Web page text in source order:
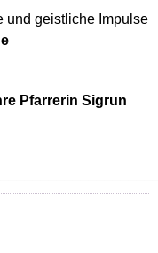
und geistliche Impulse
Pfarrerin Sigrun